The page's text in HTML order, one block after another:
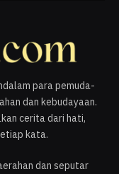
para pemuda-
dan kebudayaan.
cerita dari hati,
kata.
dan seputar